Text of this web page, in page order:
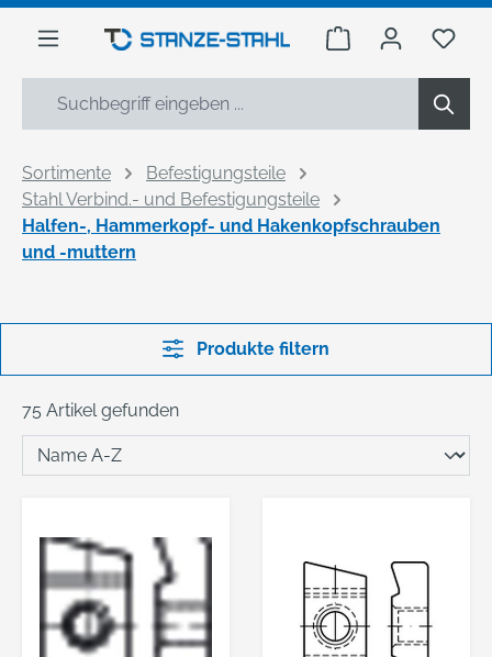
springen
Warenkorb Du
Sortimente
Befestigungsteile
Stahl Verbind.- und Befestigungsteile
Halfen-, Hammerkopf- und Hakenkopfschrauben
und -muttern
Produkte filtern
75 Artikel gefunden